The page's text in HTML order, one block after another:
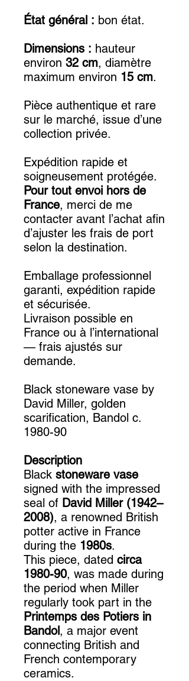
État général : bon état.
Dimensions : hauteur
environ 32 cm, diamètre
maximum environ 15 cm.
Pièce authentique et rare
sur le marché, issue d’une
collection privée.
Expédition rapide et
soigneusement protégée.
Pour tout envoi hors de
France, merci de me
contacter avant l’achat afin
d’ajuster les frais de port
selon la destination.
Emballage professionnel
garanti, expédition rapide
et sécurisée.
Livraison possible en
France ou à l’international
— frais ajustés sur
demande.
Black stoneware vase by
David Miller, golden
scarification, Bandol c.
1980-90
Description
Black stoneware vase
signed with the impressed
seal of David Miller (1942–
2008), a renowned British
potter active in France
during the 1980s.
This piece, dated circa
1980-90, was made during
the period when Miller
regularly took part in the
Printemps des Potiers in
Bandol, a major event
connecting British and
French contemporary
ceramics.